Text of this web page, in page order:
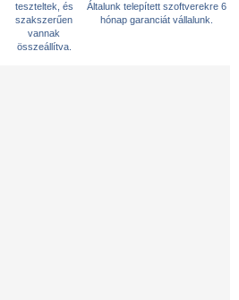
teszteltek, és
szakszerűen
vannak
összeállítva.
Általunk telepített szoftverekre 6
hónap garanciát vállalunk.